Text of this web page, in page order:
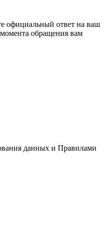
официальный ответ на ваш
обращения вам
данных и Правилами